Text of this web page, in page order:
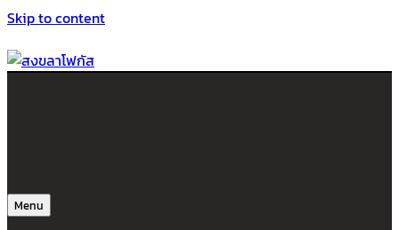
Skip to content
Menu